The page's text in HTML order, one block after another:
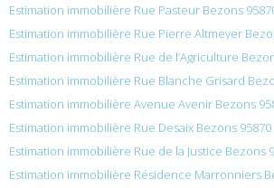
Estimation immobilière Rue Pasteur Bezons
Estimation immobilière Rue Pierre Altmeyer
Estimation immobilière Rue de l’Agriculture
Estimation immobilière Rue Blanche Grisard
Estimation immobilière Avenue Avenir Bezons
Estimation immobilière Rue Desaix Bezons 95870
Estimation immobilière Rue de la Justice Bezons
Estimation immobilière Résidence Marronniers